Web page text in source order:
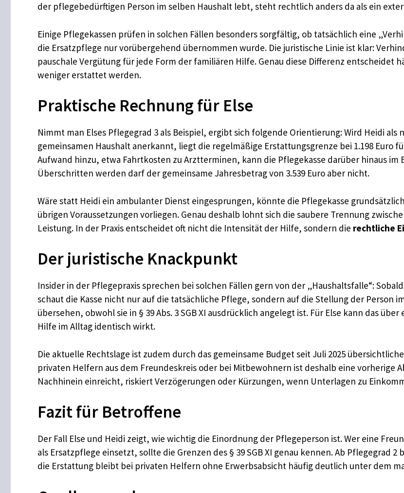
der pflegebedürftigen Person im selben Haushalt lebt, steht rechtlich anders da als ein
Einige Pflegekassen prüfen in solchen Fällen besonders sorgfältig, ob tatsächlich eine
die Ersatzpflege nur vorübergehend übernommen wurde. Die juristische Linie ist klar:
pauschale Vergütung für jede Form der familiären Hilfe. Genau diese Differenz entscheidet
weniger erstattet werden.
Praktische Rechnung für Else
Nimmt man Elses Pflegegrad 3 als Beispiel, ergibt sich folgende Orientierung: Wird Heidi
gemeinsamen Haushalt anerkannt, liegt die regelmäßige Erstattungsgrenze bei 1.198 Euro
Aufwand hinzu, etwa Fahrtkosten zu Arztterminen, kann die Pflegekasse darüber hinaus
Überschritten werden darf der gemeinsame Jahresbetrag von 3.539 Euro aber nicht.
Wäre statt Heidi ein ambulanter Dienst eingesprungen, könnte die Pflegekasse
übrigen Voraussetzungen vorliegen. Genau deshalb lohnt sich die saubere Trennung
Leistung. In der Praxis entscheidet oft nicht die Intensität der Hilfe, sondern die rechtliche
Der juristische Knackpunkt
Insider in der Pflegepraxis sprechen bei solchen Fällen gern von der „Haushaltsfalle“:
schaut die Kasse nicht nur auf die tatsächliche Pflege, sondern auf die Stellung der Person
übersehen, obwohl sie in § 39 Abs. 3 SGB XI ausdrücklich angelegt ist. Für Else kann das
Hilfe im Alltag identisch wirkt.
Die aktuelle Rechtslage ist zudem durch das gemeinsame Budget seit Juli 2025
privaten Helfern aus dem Freundeskreis oder bei Mitbewohnern ist deshalb eine vorherige
Nachhinein einreicht, riskiert Verzögerungen oder Kürzungen, wenn Unterlagen zu
Fazit für Betroffene
Der Fall Else und Heidi zeigt, wie wichtig die Einordnung der Pflegeperson ist. Wer eine
als Ersatzpflege einsetzt, sollte die Grenzen des § 39 SGB XI genau kennen. Ab Pflegegrad
die Erstattung bleibt bei privaten Helfern ohne Erwerbsabsicht häufig deutlich unter dem